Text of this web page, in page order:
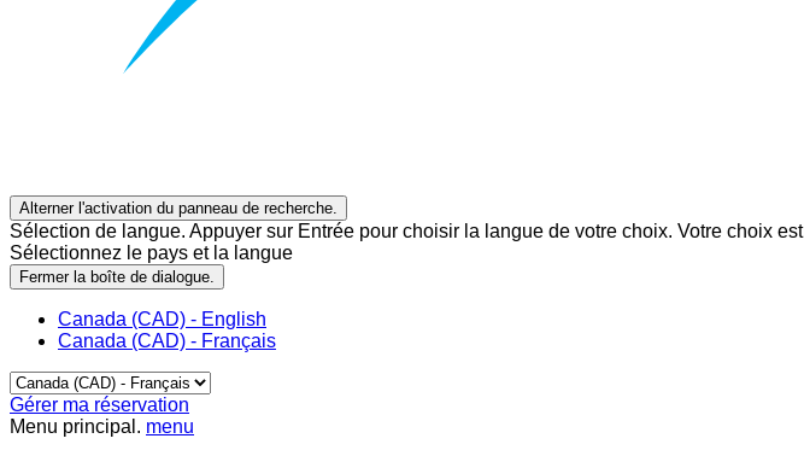
Alterner l'activation du panneau de recherche.
Sélection de langue. Appuyer sur Entrée pour choisir la langue de votre choix. Votre choix est
Sélectionnez le pays et la langue
Fermer la boîte de dialogue.
Canada (CAD) - English
Canada (CAD) - Français
Gérer ma réservation
Menu principal. menu